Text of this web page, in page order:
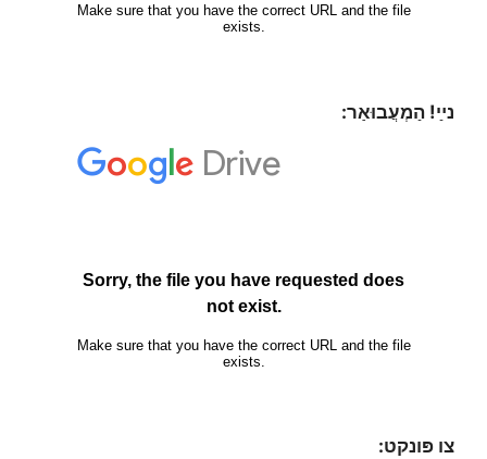
נײַ! הַמְעֲבוּאַר:
צו פּונקט: